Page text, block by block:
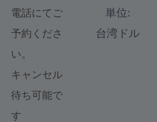
電話にてご
予約くださ
い。
キャンセル
待ち可能で
す
単位:
台湾ドル